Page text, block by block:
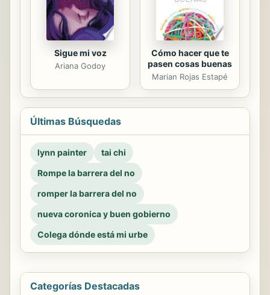
Sigue mi voz
Ariana Godoy
Cómo hacer que te
pasen cosas buenas
Marian Rojas Estapé
Últimas Búsquedas
lynn painter
tai chi
Rompe la barrera del no
romper la barrera del no
nueva coronica y buen gobierno
Colega dónde está mi urbe
Categorías Destacadas